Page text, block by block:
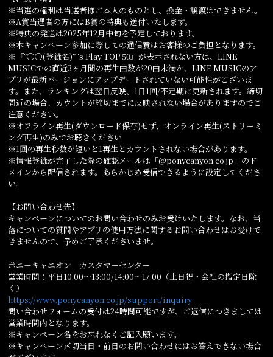
※当選の権利は当選者様ご本人のものとし、換金・譲渡はできません。
※A賞当選者の方にはB賞の特典も送付いたします。
※特典の発送は2025年12月中旬を予定しております。
※本キャンペーン参加に際しての通信費はお客様のご負担となります。
※『”〇〇(登録名)” ‘s Play TOP 50』が表示されない方は、LINE
MUSICでの直近3ヶ月間の再生曲数が20曲未満か、LINE MUSICのア
プリが最新バージョンにアップデートされていない可能性がございま
す。また、ランキングは翌日反映、1日1回/不定期に更新されます。締切
間近の場合、カウントが締切までに反映されない場合がありますのでご
注意ください。
※オフライン再生(ダウンロード保存)せず、オンライン再生(ストリーミ
ング再生)のみでお聴きください
※1回の再生秒数が短いと1再生とカウントされない場合があります。
※情報登録が完了した際の確認メールは「@ponycanyon.co.jp」のド
メインから配信されます。あらかじめ受信できるように設定してくださ
い。
【お問い合わせ先】
キャンペーンについてのお問い合わせのみお受けいたします。なお、当
落についての質問やアプリの使用方法に関するお問い合わせはお受けで
きませんので、予めご了承くださいませ。
ポニーキャニオン カスタマーセンター
営業時間：平日10:00～13:00/14:00～17:00（土日祝・会社の指定日除
く）
https://www.ponycanyon.co.jp/support/inquiry
問い合わせフォームの受付は24時間可能ですが、ご返信につきましては
営業時間内となります。
※キャンペーン名をお忘れなくご記入願います。
※キャンペーン〆切当日・前日のお問い合わせにはお答えできない場合